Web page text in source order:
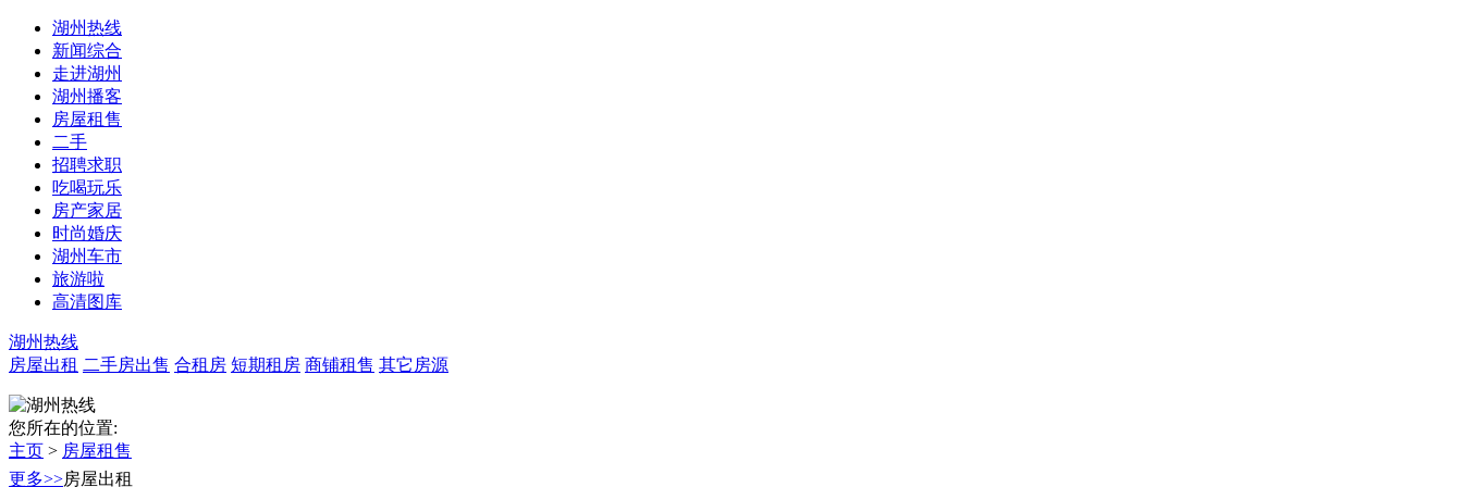
湖州热线
新闻综合
走进湖州
湖州播客
房屋租售
二手
招聘求职
吃喝玩乐
房产家居
时尚婚庆
湖州车市
旅游啦
高清图库
湖州热线
房屋出租 二手房出售 合租房 短期租房 商铺租售 其它房源
您所在的位置:
主页 > 房屋租售
更多>>房屋出租